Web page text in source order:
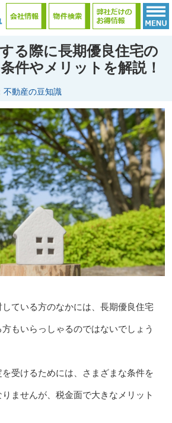
る際に長期優良住宅の
件やメリットを解説！
不動産の豆知識
ている方のなかには、長期優良住宅
もいらっしゃるのではないでしょう
受けるためには、さまざまな条件を
ませんが、税金面で大きなメリット